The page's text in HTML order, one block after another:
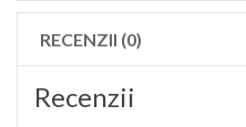
RECENZII (0)
Recenzii